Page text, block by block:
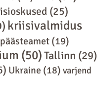
(25)
kriisivalmidus
päästeamet (19)
(50)Tallinn (29)
Ukraine (18) varjend